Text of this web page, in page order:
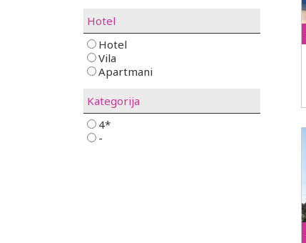
Hotel
Hotel
Vila
Apartmani
Kategorija
4*
-